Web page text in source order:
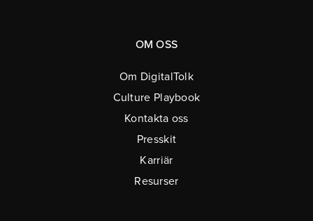
OM OSS
Om DigitalTolk
Culture Playbook
Kontakta oss
Presskit
Karriär
Resurser